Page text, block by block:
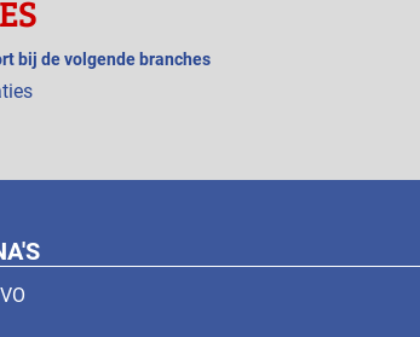
bij de volgende branches